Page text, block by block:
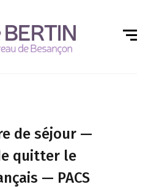
de séjour —
quitter le
— PACS